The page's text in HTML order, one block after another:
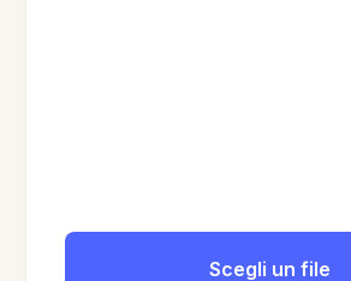
Scegli un file